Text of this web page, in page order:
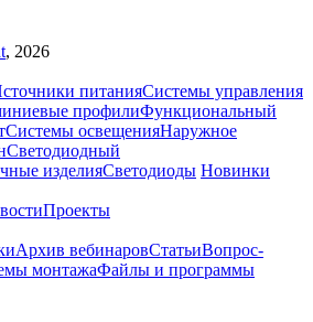
, 2026
питанияСистемы управления
профилиФункциональный
Системы освещенияНаружное
Светодиодный
изделияСветодиоды Новинки
Проекты
Архив вебинаровСтатьиВопрос-
монтажаФайлы и программы